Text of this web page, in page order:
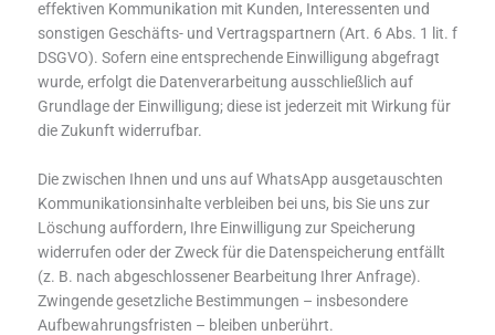
effektiven Kommunikation mit Kunden, Interessenten und
sonstigen Geschäfts- und Vertragspartnern (Art. 6 Abs. 1 lit. f
DSGVO). Sofern eine entsprechende Einwilligung abgefragt
wurde, erfolgt die Datenverarbeitung ausschließlich auf
Grundlage der Einwilligung; diese ist jederzeit mit Wirkung für
die Zukunft widerrufbar.
Die zwischen Ihnen und uns auf WhatsApp ausgetauschten
Kommunikationsinhalte verbleiben bei uns, bis Sie uns zur
Löschung auffordern, Ihre Einwilligung zur Speicherung
widerrufen oder der Zweck für die Datenspeicherung entfällt
(z. B. nach abgeschlossener Bearbeitung Ihrer Anfrage).
Zwingende gesetzliche Bestimmungen – insbesondere
Aufbewahrungsfristen – bleiben unberührt.